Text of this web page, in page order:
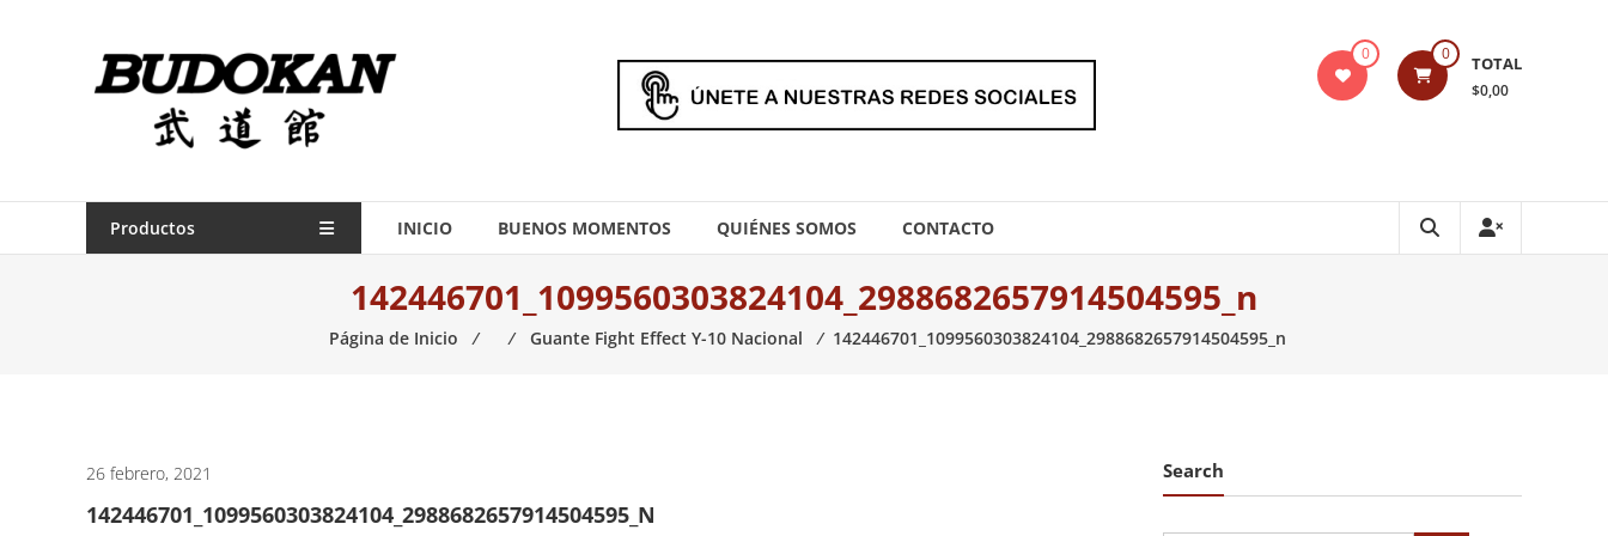
Indumentaria
para
artes
marciales
Todo
lo
marciales.
0 0 TOTAL
$0,00
Productos INICIO BUENOS MOMENTOS QUIÉNES SOMOS CONTACTO
142446701_1099560303824104_2988682657914504595_n
Página de Inicio ⁄ ⁄ Guante Fight Effect Y-10 Nacional ⁄ 142446701_1099560303824104_2988682657914504595_n
26 febrero, 2021
142446701_1099560303824104_2988682657914504595_N
Search